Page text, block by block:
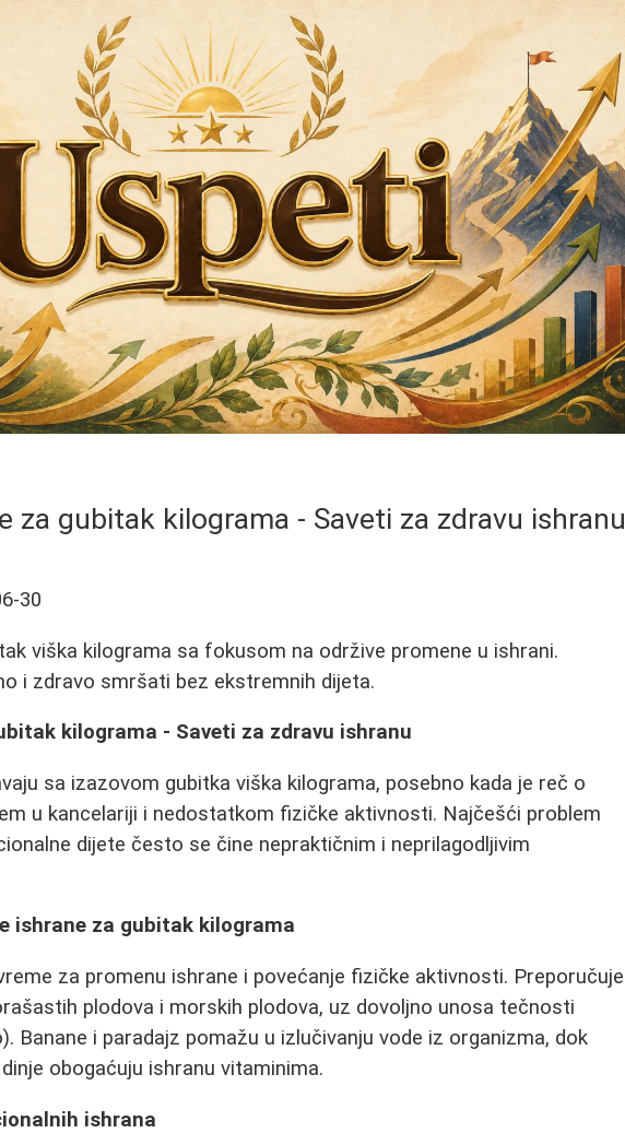
za gubitak kilograma - Saveti za zdravu ishranu
30
viška kilograma sa fokusom na održive promene u ishrani.
i zdravo smršati bez ekstremnih dijeta.
kilograma - Saveti za zdravu ishranu
sa izazovom gubitka viška kilograma, posebno kada je reč o
u kancelariji i nedostatkom fizičke aktivnosti. Najčešći problem
dijete često se čine nepraktičnim i neprilagodljivim
ishrane za gubitak kilograma
za promenu ishrane i povećanje fizičke aktivnosti. Preporučuje
plodova i morskih plodova, uz dovoljno unosa tečnosti
Banane i paradajz pomažu u izlučivanju vode iz organizma, dok
obogaćuju ishranu vitaminima.
ishrana